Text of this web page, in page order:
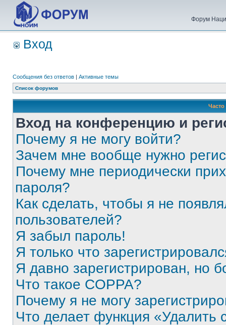
Форум
Вход
Сообщения без ответов | Активные темы
Список форумов
Вход на конференцию и
Почему я не могу войти?
Зачем мне вообще нужно
Почему мне периодически
пароля?
Как сделать, чтобы я не
пользователей?
Я забыл пароль!
Я только что
Я давно зарегистрирован, но
Что такое COPPA?
Почему я не могу
Что делает функция «Удалить